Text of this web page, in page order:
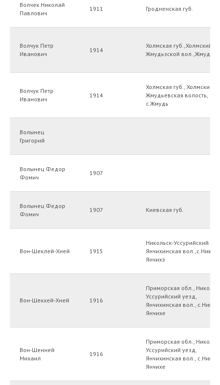
Волчек Николай
Павлович
1911 Гродненская губ.
Волчук Петр
Иванович
1914
Холмская губ.,Холмский
Жмудьзской вол.,Жмудьз
Волчук Петр
Иванович
1914
Холмская губ., Холмский
Жмудьевская волость,
с.Жмудь
Волынец
Григорий
Волынец Федор
Фомич
1907
Волынец Федор
Фомич
1907 Киевская губ.
Вон-Шеклей-Хней 1915
Никольск-Уссурийский
Янчихинская
Янчихэ
Вон-Шекхей-Хней 1916
Приморская обл.,
Уссурийский уезд,
Янчихинская вол.,
Янчихе
Вон-Шенней
Михаил
1916
Приморская обл.,
Уссурийский уезд,
Янчихинская вол.,
Янчихе